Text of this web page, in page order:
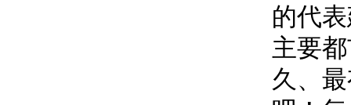
的代
主要
久、